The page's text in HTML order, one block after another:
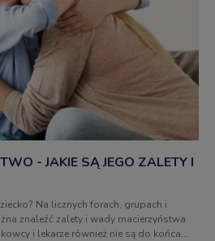
- JAKIE SĄ JEGO ZALETY I
Na licznych forach, grupach i
znaleźć zalety i wady macierzyństwa
i lekarze również nie są do końca